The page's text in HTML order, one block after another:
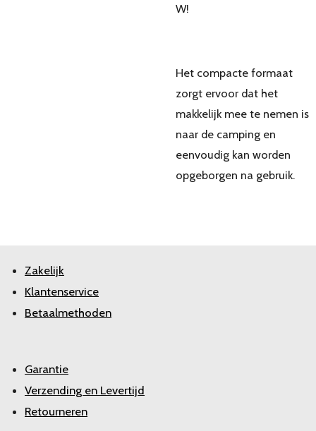
W!
Het compacte formaat
zorgt ervoor dat het
makkelijk mee te nemen is
naar de camping en
eenvoudig kan worden
opgeborgen na gebruik.
Zakelijk
Klantenservice
Betaalmethoden
Garantie
Verzending en Levertijd
Retourneren